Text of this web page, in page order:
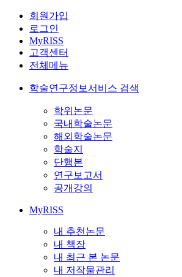
회원가입
로그인
MyRISS
고객센터
전체메뉴
학술연구정보서비스 검색
학위논문
국내학술논문
해외학술논문
학술지
단행본
연구보고서
공개강의
MyRISS
내 추천논문
내 책장
내 최근 본 논문
내 저작물관리